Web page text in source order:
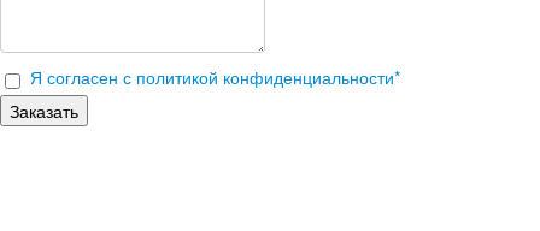
Я согласен с политикой конфиденциальности*